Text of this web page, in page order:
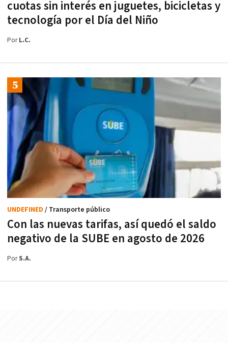
cuotas sin interés en juguetes, bicicletas y
tecnología por el Día del Niño
PorL.C.
Con las nuevas tarifas, así quedó el saldo
negativo de la SUBE en agosto de 2026
UNDEFINED / Transporte público
PorS.A.